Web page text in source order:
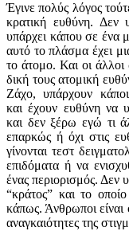
Έγινε πολύς λόγος
κρατική ευθύνη. Δεν
υπάρχει κάπου σε ένα
αυτό το πλάσμα έχει
το άτομο. Και οι άλλοι
δική τους ατομική
Ζάχο, υπάρχουν
και έχουν ευθύνη να
και δεν ξέρω εγώ τι
επαρκώς ή όχι στις
γίνονται τεστ
επιδόματα ή να
ένας περιορισμός. Δεν
“κράτος” και το οποίο
κάπως. Άνθρωποι είναι
αναγκαιότητες της